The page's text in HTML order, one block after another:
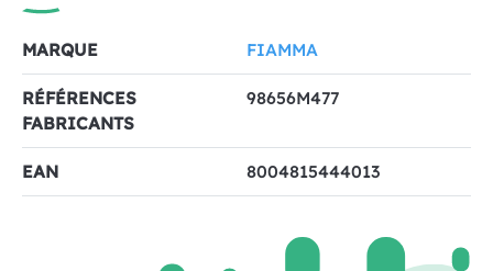
MARQUE FIAMMA
RÉFÉRENCES
FABRICANTS
98656M477
EAN 8004815444013